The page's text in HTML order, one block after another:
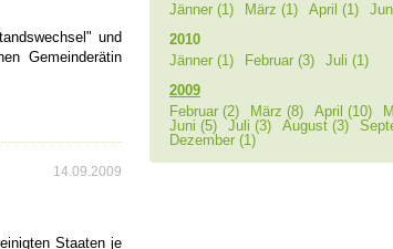
und
Gemeinderätin
14.09.2009
Staaten je
Jänner (1)
März (1) April (1)
2010
Jänner (1)
Februar (3)
Juli (1)
2009
Februar (2)
März (8) April (10)
Juni (5)
Juli (3) August (3)
Dezember (1)